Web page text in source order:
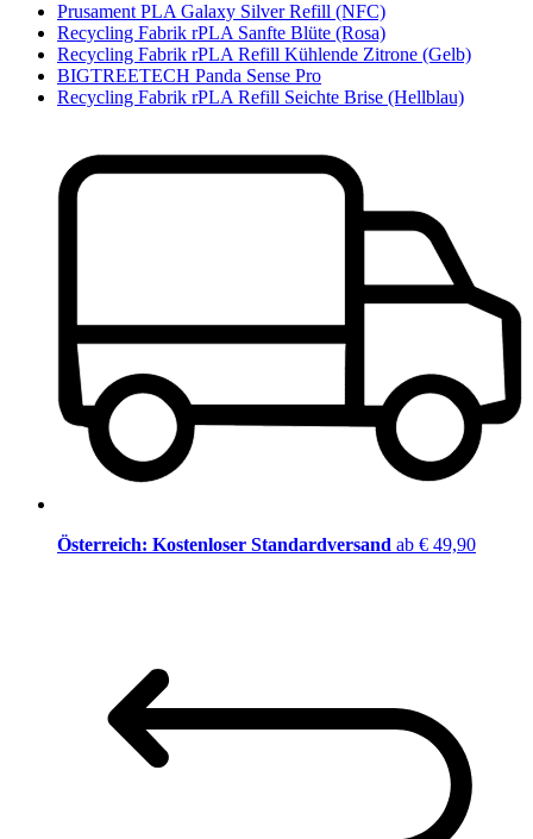
Prusament PLA Galaxy Silver Refill (NFC)
Recycling Fabrik rPLA Sanfte Blüte (Rosa)
Recycling Fabrik rPLA Refill Kühlende Zitrone (Gelb)
BIGTREETECH Panda Sense Pro
Recycling Fabrik rPLA Refill Seichte Brise (Hellblau)
Österreich: Kostenloser Standardversand ab € 49,90